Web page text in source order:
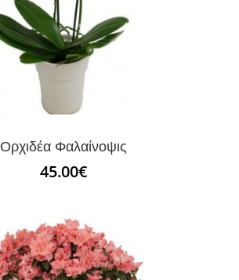
Ορχιδέα Φαλαίνοψις
45.00€